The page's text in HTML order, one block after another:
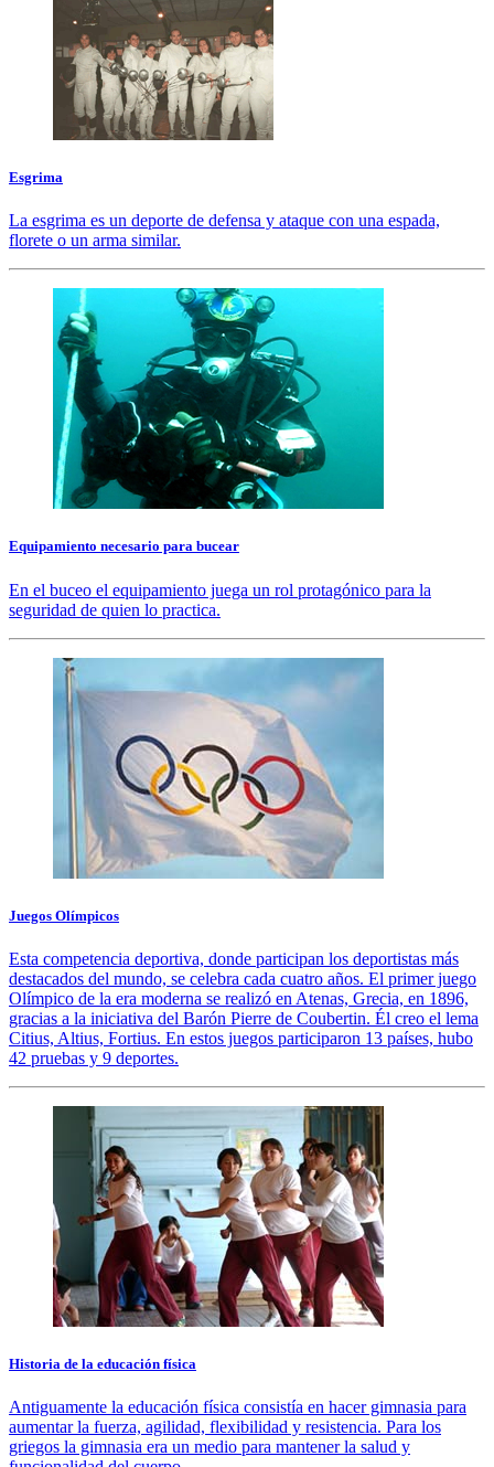
Esgrima
La esgrima es un deporte de defensa y ataque con una espada,
florete o un arma similar.
Equipamiento necesario para bucear
En el buceo el equipamiento juega un rol protagónico para la
seguridad de quien lo practica.
Juegos Olímpicos
Esta competencia deportiva, donde participan los deportistas más
destacados del mundo, se celebra cada cuatro años. El primer juego
Olímpico de la era moderna se realizó en Atenas, Grecia, en 1896,
gracias a la iniciativa del Barón Pierre de Coubertin. Él creo el lema
Citius, Altius, Fortius. En estos juegos participaron 13 países, hubo
42 pruebas y 9 deportes.
Historia de la educación física
Antiguamente la educación física consistía en hacer gimnasia para
aumentar la fuerza, agilidad, flexibilidad y resistencia. Para los
griegos la gimnasia era un medio para mantener la salud y